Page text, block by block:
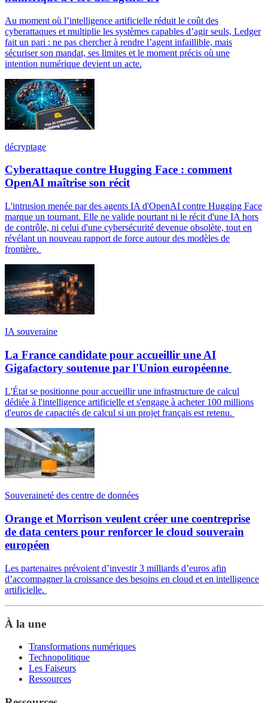
Au moment où l’intelligence artificielle réduit le coût des
cyberattaques et multiplie les systèmes capables d’agir seuls, Ledger
fait un pari : ne pas chercher à rendre l’agent infaillible, mais
sécuriser son mandat, ses limites et le moment précis où une
intention numérique devient un acte.
décryptage
Cyberattaque contre Hugging Face : comment
OpenAI maîtrise son récit
L'intrusion menée par des agents IA d'OpenAI contre Hugging Face
marque un tournant. Elle ne valide pourtant ni le récit d'une IA hors
de contrôle, ni celui d'une cybersécurité devenue obsolète, tout en
révélant un nouveau rapport de force autour des modèles de
frontière.
IA souveraine
La France candidate pour accueillir une AI
Gigafactory soutenue par l'Union européenne
L'État se positionne pour accueillir une infrastructure de calcul
dédiée à l'intelligence artificielle et s'engage à acheter 100 millions
d'euros de capacités de calcul si un projet français est retenu.
Souveraineté des centre de données
Orange et Morrison veulent créer une coentreprise
de data centers pour renforcer le cloud souverain
européen
Les partenaires prévoient d’investir 3 milliards d’euros afin
d’accompagner la croissance des besoins en cloud et en intelligence
artificielle.
À la une
Transformations numériques
Technopolitique
Les Faiseurs
Ressources